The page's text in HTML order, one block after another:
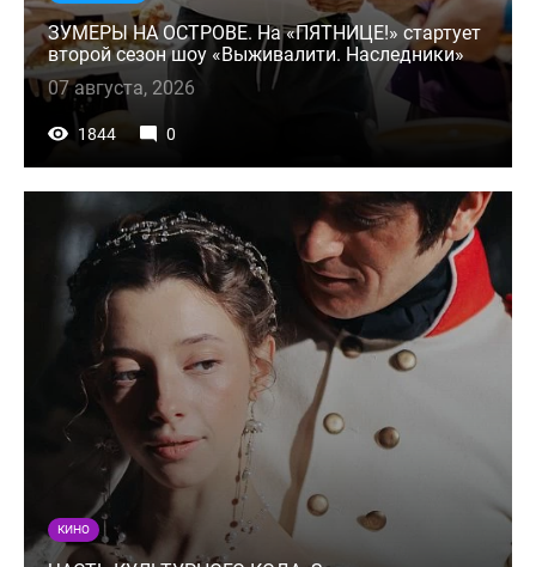
ЗУМЕРЫ НА ОСТРОВЕ. На «ПЯТНИЦЕ!» стартует
второй сезон шоу «Выживалити. Наследники»
07 августа, 2026
1844 0
КИНО